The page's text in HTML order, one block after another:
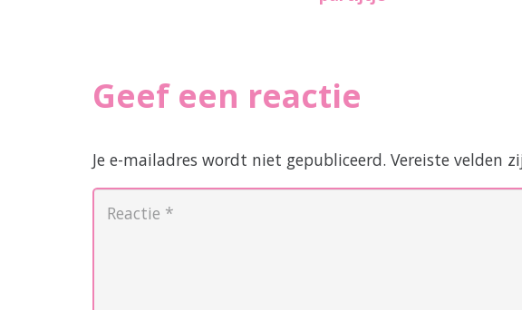
Geef een reactie
Je e-mailadres wordt niet gepubliceerd. Vereiste velden